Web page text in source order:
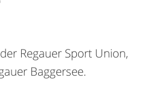
Regauer Sport Union,
Baggersee.